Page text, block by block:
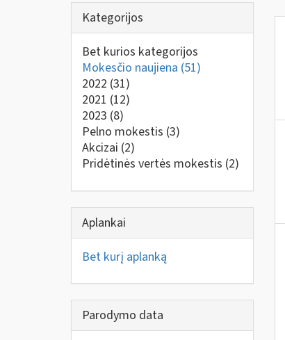
Kategorijos
Bet kurios kategorijos
Mokesčio naujiena (51)
2022 (31)
2021 (12)
2023 (8)
Pelno mokestis (3)
Akcizai (2)
Pridėtinės vertės mokestis (2)
Aplankai
Bet kurį aplanką
Parodymo data